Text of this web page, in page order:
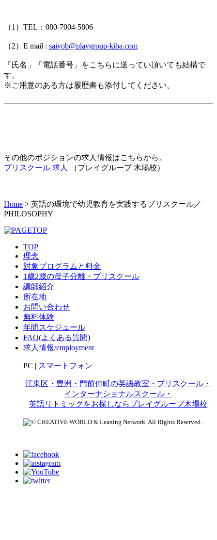
（1）TEL：080-7004-5806
（2）E mail : saiyob@playgroup-kiba.com
「氏名」「電話番号」をこちらに送ってい頂いても結構で
す。
※ご用意のある方は履歴書も添付してください。
その他のポジションの求人情報はこちらから。
プリスクール 求人
（プレイグループ 木場校）
Home > 英語の環境で幼児教育を実践するプリスクール／
PHILOSOPHY
TOP
理念
対象プログラムと料金
1歳2歳の母子分離・プリスクール
講師紹介
所在地
お問い合わせ
無料体験
年間スケジュール
FAQ(よくある質問)
求人情報/employment
PC | スマートフォン
江東区・豊洲・門前仲町の英語教室・プリスクール・
インターナショナルスクール・
英語リトミックをお探しならプレイグループ木場校